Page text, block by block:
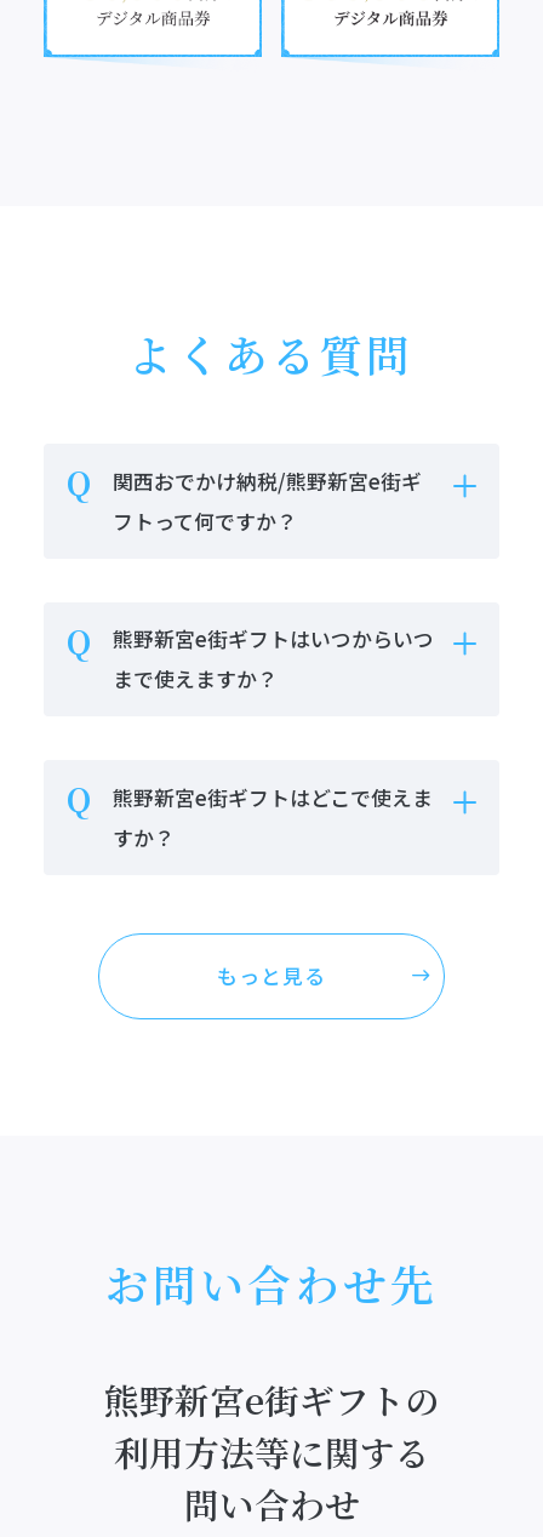
よくある質問
関西おでかけ納税/熊野新宮e街ギ
フトって何ですか？
熊野新宮e街ギフトはいつからいつ
まで使えますか？
熊野新宮e街ギフトはどこで使えま
すか？
もっと見る
お問い合わせ先
熊野新宮e街ギフトの
利用方法等に関する
問い合わせ